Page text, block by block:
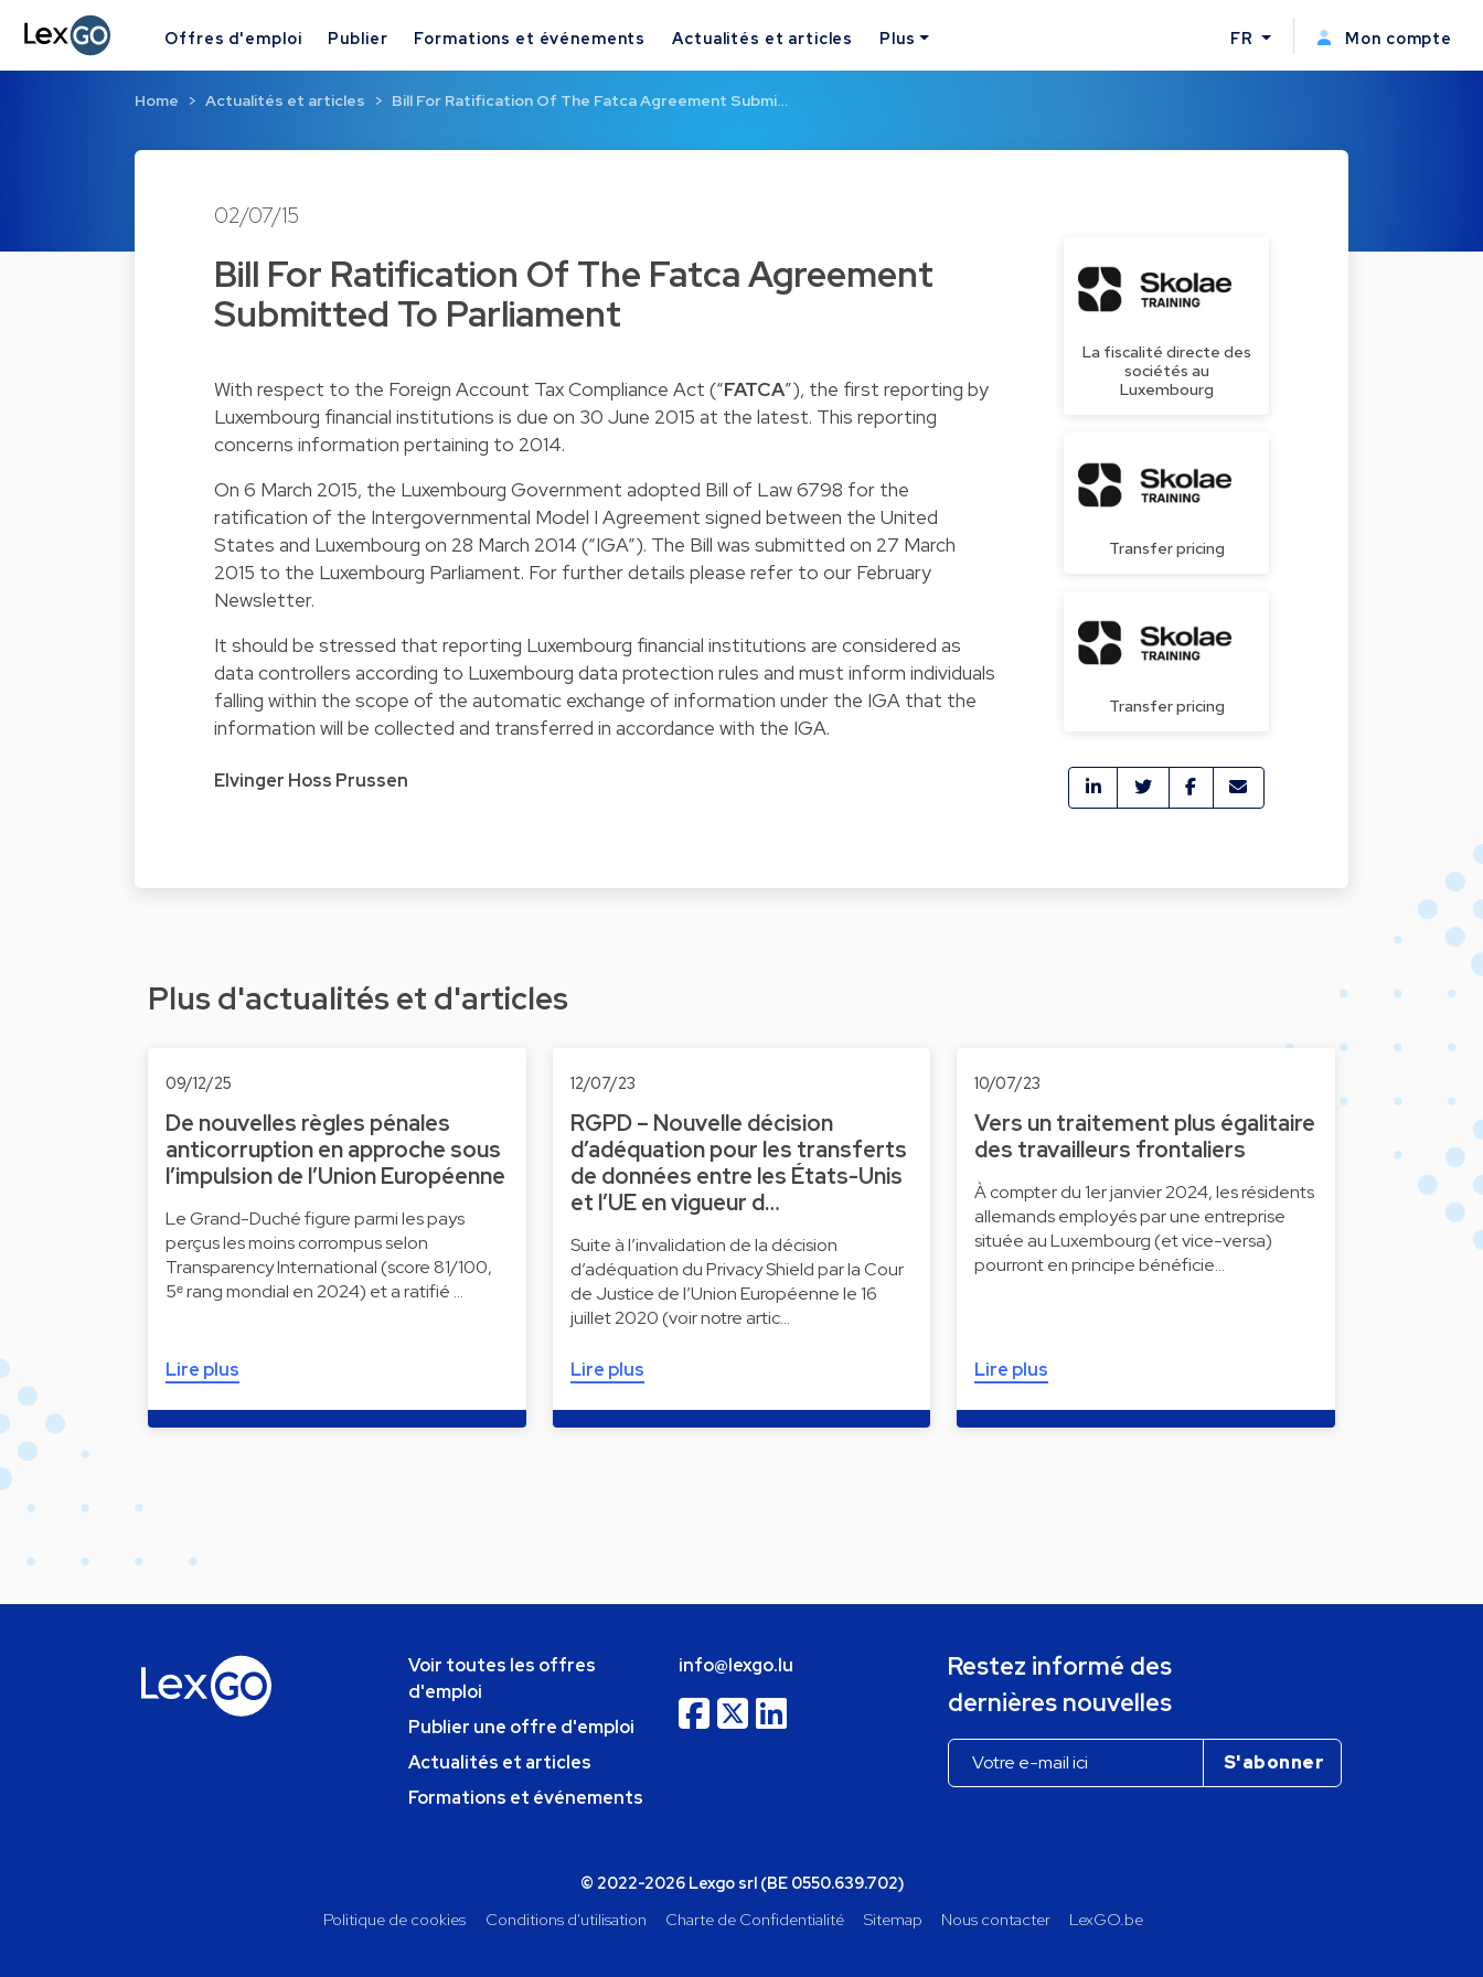
Offres d'emploi Publier Formations et événements Actualités et articles Plus FR Mon compte
Home Actualités et articles Bill For Ratification Of The Fatca Agreement Submi…
02/07/15
Bill For Ratification Of The Fatca Agreement
Submitted To Parliament
With respect to the Foreign Account Tax Compliance Act (“FATCA”), the first reporting by
Luxembourg financial institutions is due on 30 June 2015 at the latest. This reporting
concerns information pertaining to 2014.
On 6 March 2015, the Luxembourg Government adopted Bill of Law 6798 for the
ratification of the Intergovernmental Model I Agreement signed between the United
States and Luxembourg on 28 March 2014 (“IGA”). The Bill was submitted on 27 March
2015 to the Luxembourg Parliament. For further details please refer to our February
Newsletter.
It should be stressed that reporting Luxembourg financial institutions are considered as
data controllers according to Luxembourg data protection rules and must inform individuals
falling within the scope of the automatic exchange of information under the IGA that the
information will be collected and transferred in accordance with the IGA.
Elvinger Hoss Prussen
La fiscalité directe des
sociétés au
Luxembourg
Transfer pricing
Transfer pricing
Plus d'actualités et d'articles
09/12/25
De nouvelles règles pénales
anticorruption en approche sous
l’impulsion de l’Union Européenne
Le Grand-Duché figure parmi les pays
perçus les moins corrompus selon
Transparency International (score 81/100,
5ᵉ rang mondial en 2024) et a ratifié …
Lire plus
12/07/23
RGPD – Nouvelle décision
d’adéquation pour les transferts
de données entre les États-Unis
et l’UE en vigueur d…
Suite à l’invalidation de la décision
d’adéquation du Privacy Shield par la Cour
de Justice de l’Union Européenne le 16
juillet 2020 (voir notre artic…
Lire plus
10/07/23
Vers un traitement plus égalitaire
des travailleurs frontaliers
À compter du 1er janvier 2024, les résidents
allemands employés par une entreprise
située au Luxembourg (et vice-versa)
pourront en principe bénéficie…
Lire plus
Voir toutes les offres
d'emploi
Publier une offre d'emploi
Actualités et articles
Formations et événements
info@lexgo.lu
Restez informé des
dernières nouvelles
© 2022-2026 Lexgo srl (BE 0550.639.702)
Politique de cookies
Conditions d'utilisation Charte de Confidentialité Sitemap Nous contacter LexGO.be